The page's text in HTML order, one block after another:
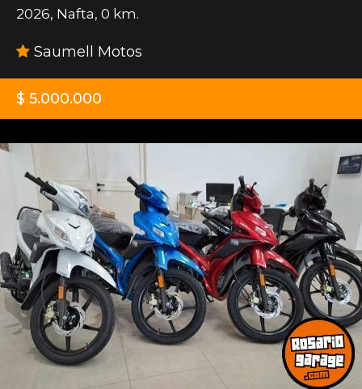
2026, Nafta, 0 km.
Saumell Motos
$ 5.000.000